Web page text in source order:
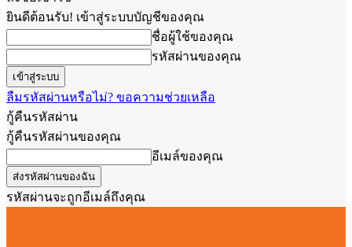
ยินดีต้อนรับ! เข้าสู่ระบบบัญชีของคุณ
ชื่อผู้ใช้ของคุณ
รหัสผ่านของคุณ
ลืมรหัสผ่านหรือไม่? ขอความช่วยเหลือ
กู้คืนรหัสผ่าน
กู้คืนรหัสผ่านของคุณ
อีเมล์ของคุณ
รหัสผ่านจะถูกอีเมล์ถึงคุณ